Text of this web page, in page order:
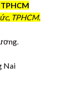
TPHCM.
Nai